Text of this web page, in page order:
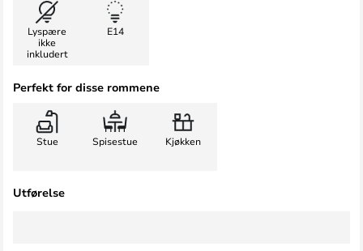
Lyspære
ikke
inkludert
E14
Perfekt for disse rommene
Stue Spisestue Kjøkken
Utførelse